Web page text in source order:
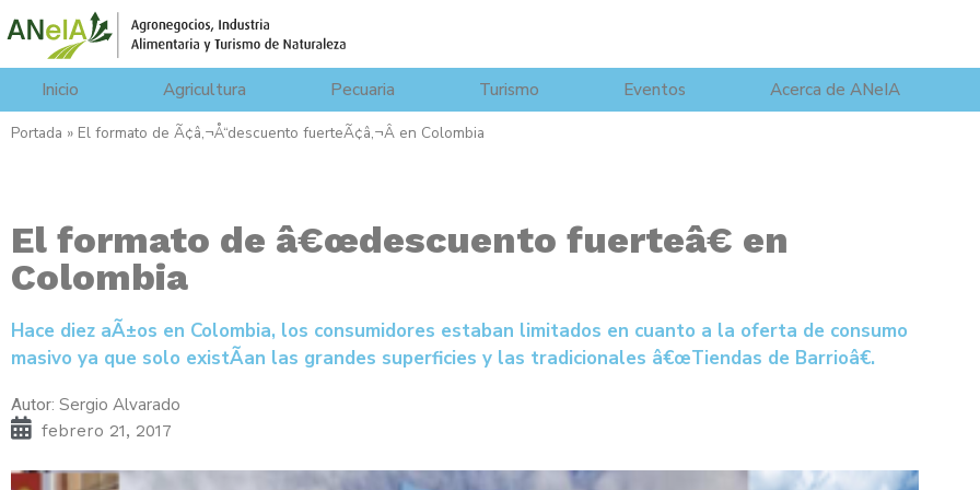
Inicio Agricultura Pecuaria Turismo Eventos Acerca de ANeIA
Portada » El formato de Ã¢â‚¬Å“descuento fuerteÃ¢â‚¬Â en Colombia
El formato de â€œdescuento fuerteâ€ en
Colombia
Hace diez aÃ±os en Colombia, los consumidores estaban limitados en cuanto a la oferta de consumo
masivo ya que solo existÃ­an las grandes superficies y las tradicionales â€œTiendas de Barrioâ€.
Autor: Sergio Alvarado
febrero 21, 2017